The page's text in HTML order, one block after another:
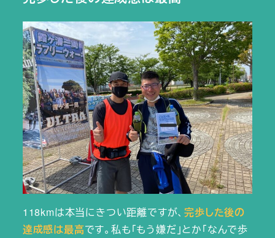
118kmは本当にきつい距離ですが、完歩した後の
達成感は最高です。私も「もう嫌だ」とか「なんで歩